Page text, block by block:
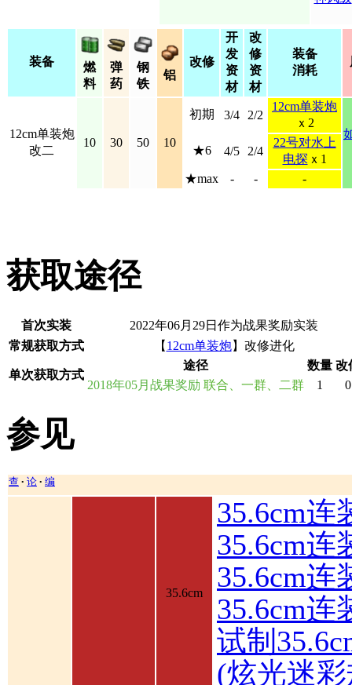
装备
燃
料
弹
药
钢
铁
铝
改修
开
发
资
材
改
修
资
材
装备
消耗
12cm单装炮
改二
10 30 50 10
初期 3/4 2/2
12cm单装炮
ｘ2
★6
4/5 2/4
22号对水上
电探 ｘ1
★max
- - -
获取途径
首次实装
2022年06月29日作为战果奖励实装
常规获取方式
【 12cm单装炮】改修进化
单次获取方式
途径 数量 改
2018年05月战果奖励 联合、一群、二群 1 0
参见
查 • 论 • 编
35.6cm
35.6cm连
35.6cm连
35.6cm连
35.6cm连
试制
(炫光迷